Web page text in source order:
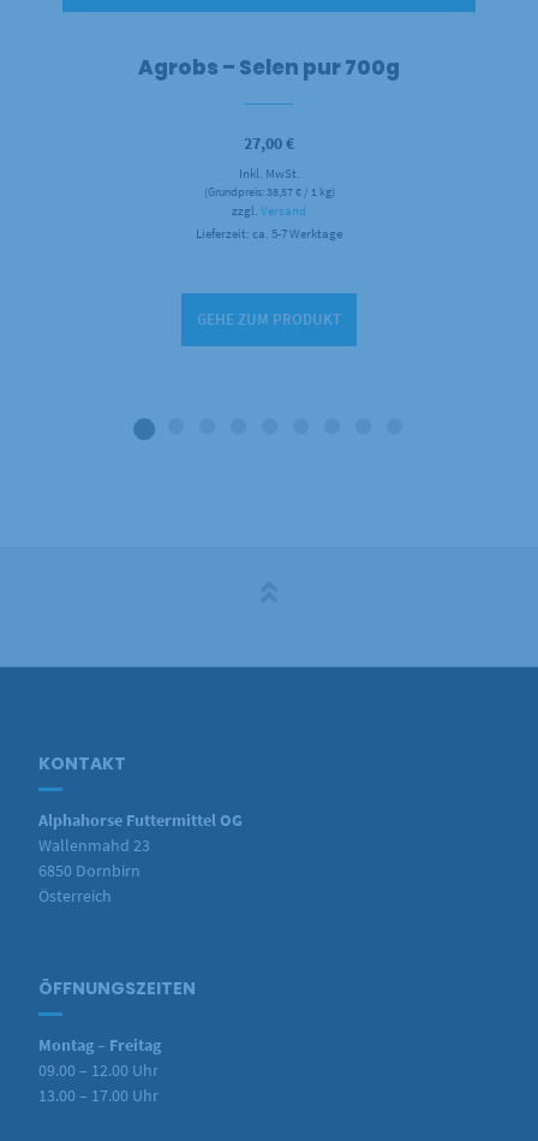
Agrobs – Selen pur 700g
27,00€
Inkl. MwSt.
(Grundpreis: 38,57 €/ 1 kg)
zzgl.Versand
Lieferzeit: ca. 5-7 Werktage
GEHE ZUM PRODUKT
KONTAKT
Alphahorse Futtermittel OG
Wallenmahd 23
6850 Dornbirn
Österreich
ÖFFNUNGSZEITEN
Montag – Freitag
09.00 – 12.00 Uhr
13.00 – 17.00 Uhr